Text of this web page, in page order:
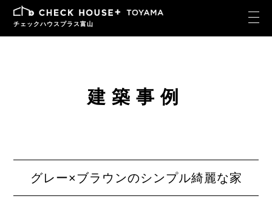
チェックハウスプラス富山
建築事例
グレー×ブラウンのシンプル綺麗な家